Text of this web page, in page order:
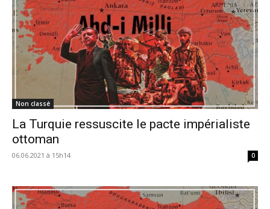
Non classé
La Turquie ressuscite le pacte impérialiste
ottoman
06.06.2021 à 15h14 0